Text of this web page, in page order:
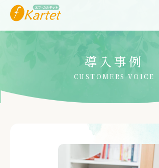
導入事例
CUSTOMERS VOICE